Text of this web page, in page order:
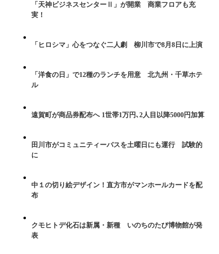
「天神ビジネスセンターⅡ」が開業 商業フロアも充
実！
「ヒロシマ」心をつなぐ二人劇 柳川市で8月8日に上演
「洋食の日」で12種のランチを用意 北九州・千草ホテ
ル
遠賀町が商品券配布へ 1世帯1万円､2人目以降5000円加算
田川市がコミュニティーバスを土曜日にも運行 試験的
に
中１の切り絵デザイン！直方市がマンホールカードを配
布
クモヒトデ化石は新属・新種 いのちのたび博物館が発
表